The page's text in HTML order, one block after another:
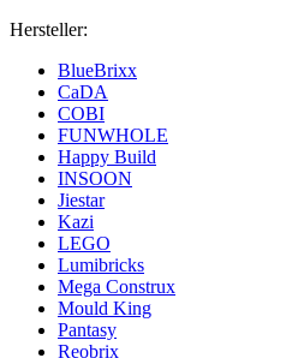
Hersteller:
BlueBrixx
CaDA
COBI
FUNWHOLE
Happy Build
INSOON
Jiestar
Kazi
LEGO
Lumibricks
Mega Construx
Mould King
Pantasy
Reobrix